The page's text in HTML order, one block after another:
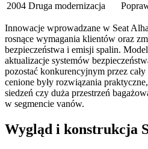
2004 Druga modernizacja
Innowacje wprowadzane w Seat
rosnące wymagania klientów oraz
bezpieczeństwa i emisji spalin.
aktualizacje systemów
pozostać konkurencyjnym przez
cenione były rozwiązania
siedzeń czy duża przestrzeń
w segmencie vanów.
Wygląd i konstrukcja